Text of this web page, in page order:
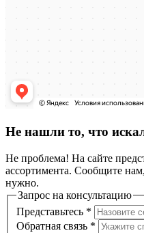
Не нашли то, что
Не проблема! На сайте
ассортимента. Сообщите
нужно.
Запрос на консультацию
Представьтесь *
Обратная связь *